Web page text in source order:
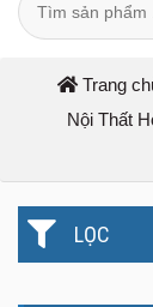
Trang
Nội Thất
LỌC